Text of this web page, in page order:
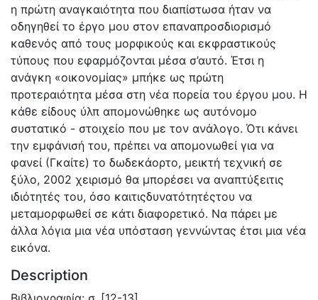
η πρώτη αναγκαιότητα που διαπίστωσα ήταν να
οδηγηθεί το έργο μου στον επαναπροσδιορισμό
καθενός από τους μορφικούς και εκφραστικούς
τύπους που εφαρμόζονται μέσα σ’αυτό. Έτσι η
ανάγκη «οικονομίας» μπήκε ως πρώτη
προτεραιότητα μέσα στη νέα πορεία του έργου μου. Η
κάθε είδους ύλπ απομονώθηκε ως αυτόνομο
συστατικό - στοιχείο που με τον ανάλογο. Ότι κάνει
την εμφάνισή του, πρέπει να απομονωθεί για να
φανεί (Γκαίτε) το δωδεκάορτο, μεικτή τεχνική σε
ξύλο, 2002 χειρισμό θα μπορέσει να αναπτύξειτις
ιδιότητές του, όσο καιτιςδυνατότητέςτου να
μεταμορφωθεί σε κάτι διαφορετικό. Να πάρει με
άλλα λόγια μια νέα υπόσταση γεννώντας έτσι μια νέα
εικόνα.
Description